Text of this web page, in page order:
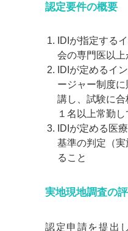
認定要件の概要
IDIが指定する
会の専門医以上
IDIが定めるイ
ージャー制度
講し、試験に
１名以上常勤
IDIが定める医
基準の判定（
ること
実地現地調査の
認定申請を提出